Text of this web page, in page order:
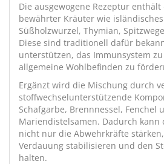
Die ausgewogene Rezeptur enthält
bewährter Kräuter wie
Süßholzwurzel, Thymian,
Diese sind traditionell dafür
unterstützen, das Immunsystem
allgemeine Wohlbefinden zu
Ergänzt wird die Mischung durch
stoffwechselunterstützende
Schafgarbe, Brennnessel, Fenchel
Mariendistelsamen. Dadurch
nicht nur die Abwehrkräfte
Verdauung stabilisieren und den
halten.